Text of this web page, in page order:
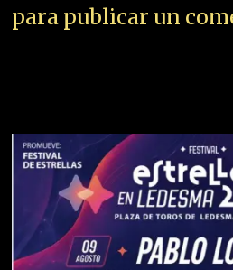
para publicar un